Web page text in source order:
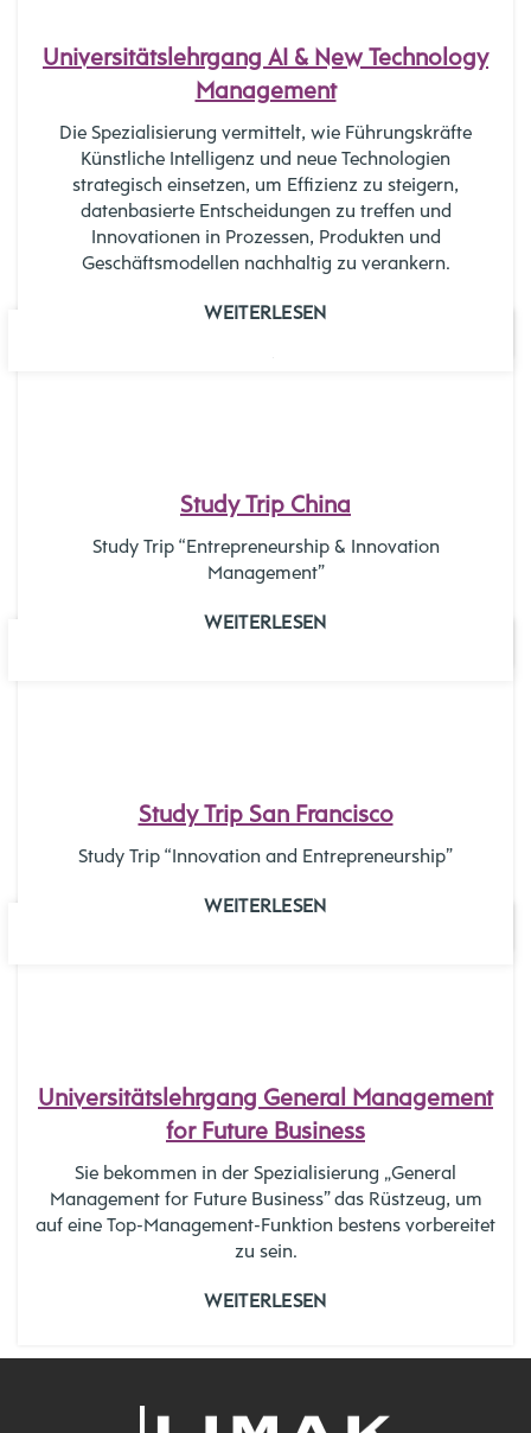
Universitätslehrgang AI & New Technology
Management
Die Spezialisierung vermittelt, wie Führungskräfte
Künstliche Intelligenz und neue Technologien
strategisch einsetzen, um Effizienz zu steigern,
datenbasierte Entscheidungen zu treffen und
Innovationen in Prozessen, Produkten und
Geschäftsmodellen nachhaltig zu verankern.
WEITERLESEN
Study Trip China
Study Trip “Entrepreneurship & Innovation
Management”
WEITERLESEN
Study Trip San Francisco
Study Trip “Innovation and Entrepreneurship”
WEITERLESEN
Universitätslehrgang General Management
for Future Business
Sie bekommen in der Spezialisierung „General
Management for Future Business” das Rüstzeug, um
auf eine Top-Management-Funktion bestens vorbereitet
zu sein.
WEITERLESEN